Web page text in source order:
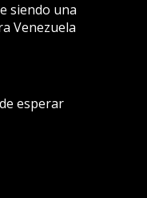
siendo una
Venezuela
esperar